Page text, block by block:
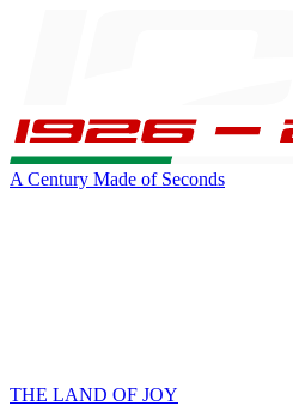
A Century Made of Seconds
THE LAND OF JOY